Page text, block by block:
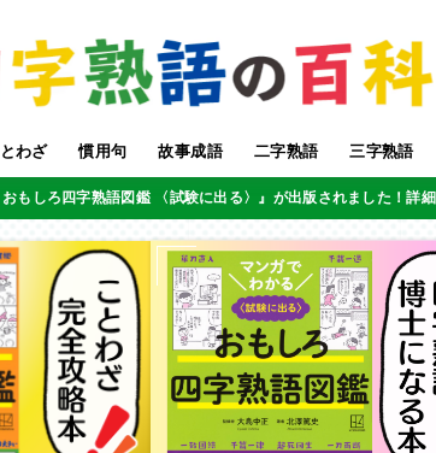
わざ 慣用句 故事成語 二字熟語 三字熟語
もしろ四字熟語図鑑 〈試験に出る〉』が出版されました！詳